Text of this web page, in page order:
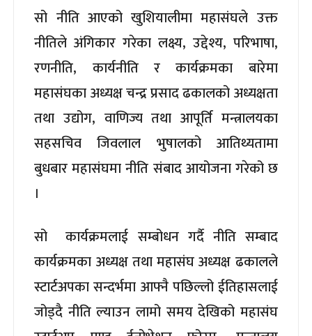
सो नीति आएको खुशियालीमा महासंघले उक्त
नीतिले अंगिकार गरेका लक्ष्य, उद्देश्य, परिभाषा,
रणनीति, कार्यनीति र कार्यक्रमका बारेमा
महासंघका अध्यक्ष चन्द्र प्रसाद ढकालको अध्यक्षता
तथा उद्योग, वाणिज्य तथा आपूर्ति मन्त्रालयका
सहसचिव जिवलाल भुषालको आतिथ्यतामा
बुधबार महासंघमा नीति संबाद आयोजना गरेको छ
।
सो कार्यक्रमलाई सम्बोधन गर्दै नीति सम्बाद
कार्यक्रमका अध्यक्ष तथा महासंघ अध्यक्ष ढकालले
स्टार्टअपका सन्दर्भमा आफ्नै पछिल्लो ईतिहासलाई
जोड्दै नीति ल्याउन लामो समय देखिको महासंघ